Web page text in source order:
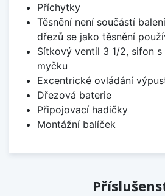
Příchytky
Těsnění není součástí
dřezů se jako těsnění
Sítkový ventil 3 1/2, sifon
myčku
Excentrické ovládání
Dřezová baterie
Připojovací hadičky
Montážní balíček